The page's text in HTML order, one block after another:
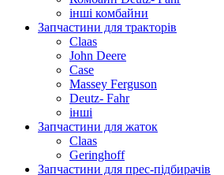
інші комбайни
Запчастини для тракторів
Claas
John Deere
Case
Massey Ferguson
Deutz- Fahr
інші
Запчастини для жаток
Claas
Geringhoff
Запчастини для прес-підбирачів